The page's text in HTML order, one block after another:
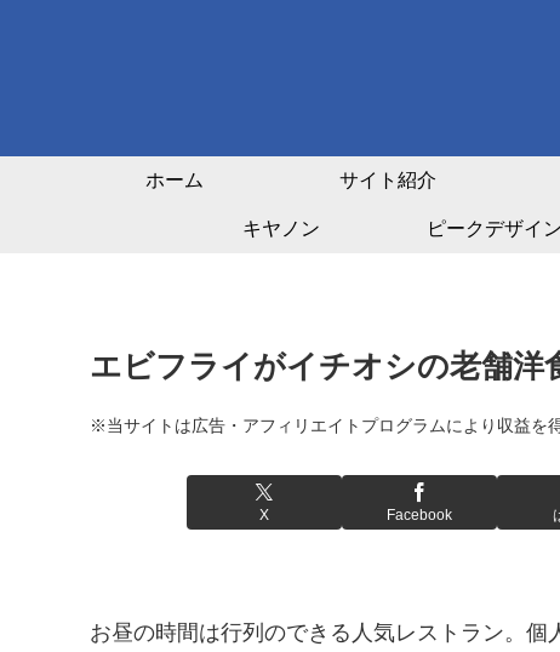
ホーム サイト紹介
キヤノン ピークデザイン
エビフライがイチオシの老舗洋
※当サイトは広告・アフィリエイトプログラムにより収益を
X Facebook
お昼の時間は行列のできる人気レストラン。